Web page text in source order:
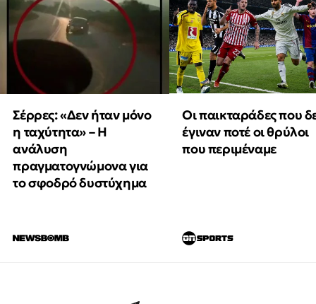
Σέρρες: «Δεν ήταν μόνο
η ταχύτητα» – Η
ανάλυση
πραγματογνώμονα για
το σφοδρό δυστύχημα
Οι παικταράδες που
έγιναν ποτέ οι θρύλοι
που περιμέναμε